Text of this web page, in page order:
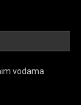
vodama